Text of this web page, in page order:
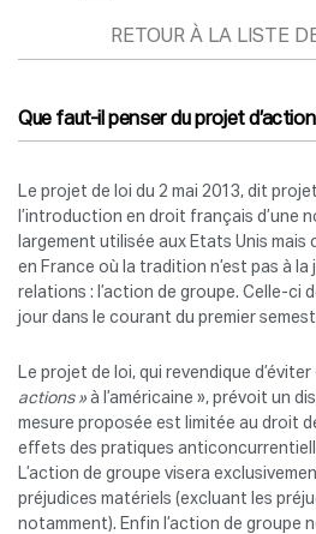
RETOUR À LA LISTE
Que faut-il penser du projet
Le projet de loi du 2 mai 2013, dit
l’introduction en droit français d’une
largement utilisée aux Etats Unis
en France où la tradition n’est pas à
relations : l’action de groupe. Celle-ci
jour dans le courant du premier
Le projet de loi, qui revendique d’éviter
actions » à l’américaine », prévoit un
mesure proposée est limitée au droit
effets des pratiques
L’action de groupe visera
préjudices matériels (excluant les
notamment). Enfin l’action de groupe